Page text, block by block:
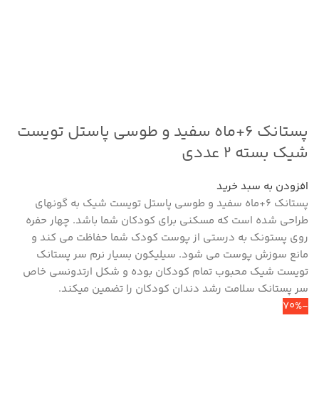
پستانک ۶+ماه سفید و طوسی پاستل تویست
شیک بسته ۲ عددی
افزودن به سبد خرید
پستانک ۶+ماه سفید و طوسی پاستل تویست شیک به گونه‎ای
طراحی شده است که مسکنی برای کودکان شما باشد. چهار حفره
روی پستونک به درستی از پوست کودک شما حفاظت می کند و
مانع سوزش پوست می شود. سیلیکون بسیار نرم سر پستانک
تویست شیک محبوب تمام کودکان بوده و شکل ارتدونسی خاص
سر پستانک سلامت رشد دندان کودکان را تضمین می‎کند.
-70%